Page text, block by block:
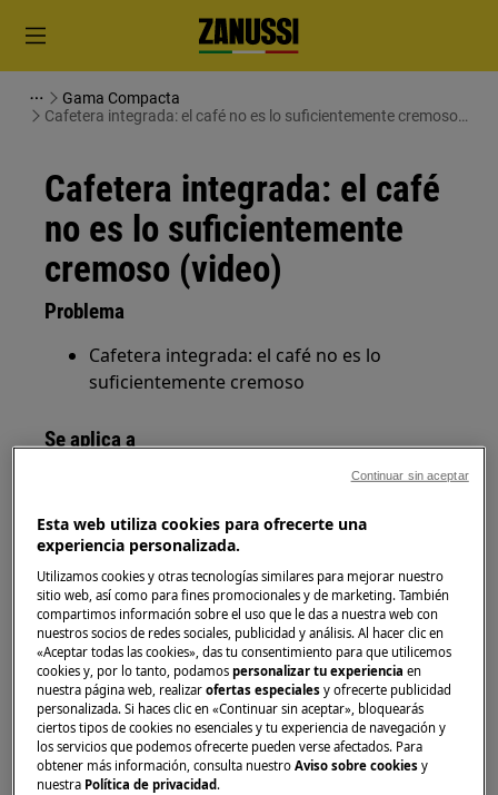
Gama Compacta
Cafetera integrada: el café no es lo suficientemente cremoso
Cafetera integrada: el café
no es lo suficientemente
cremoso (video)
Problema
Cafetera integrada: el café no es lo
suficientemente cremoso
Se aplica a
Solución
1. Asegúrese de utilizar un tipo de café
adecuado para máquinas de café espresso.
2. Gire la perilla en el molinillo para
establecer el grado de molienda con un clic en
sentido antihorario hacia "1".
Nota:Gire el botónsolocuando el motor de la
amoladora esté funcionando. Continúe un clic a
Esta web utiliza cookies para ofrecerte una
experiencia personalizada.
Utilizamos cookies y otras tecnologías similares para mejorar nuestro
sitio web, así como para fines promocionales y de marketing. También
compartimos información sobre el uso que le das a nuestra web con
nuestros socios de redes sociales, publicidad y análisis. Al hacer clic en
«Aceptar todas las cookies», das tu consentimiento para que utilicemos
cookies y, por lo tanto, podamospersonalizar tu experienciaen
nuestra página web, realizarofertas especiales y ofrecerte publicidad
personalizada. Si haces clic en «Continuar sin aceptar», bloquearás
ciertos tipos de cookies no esenciales y tu experiencia de navegación y
los servicios que podemos ofrecerte pueden verse afectados. Para
obtener más información, consulta nuestroAviso sobre cookies y
nuestra Política de privacidad.
Continuar sin aceptar